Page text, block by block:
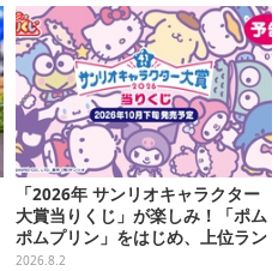
ら修正しました」と現在はアプデ
済み
「2026年 サンリオキャラクター
大賞当りくじ」が楽しみ！「ポム
ポムプリン」をはじめ、上位ラン
クインが登場するスペシャル企画
2026.8.2